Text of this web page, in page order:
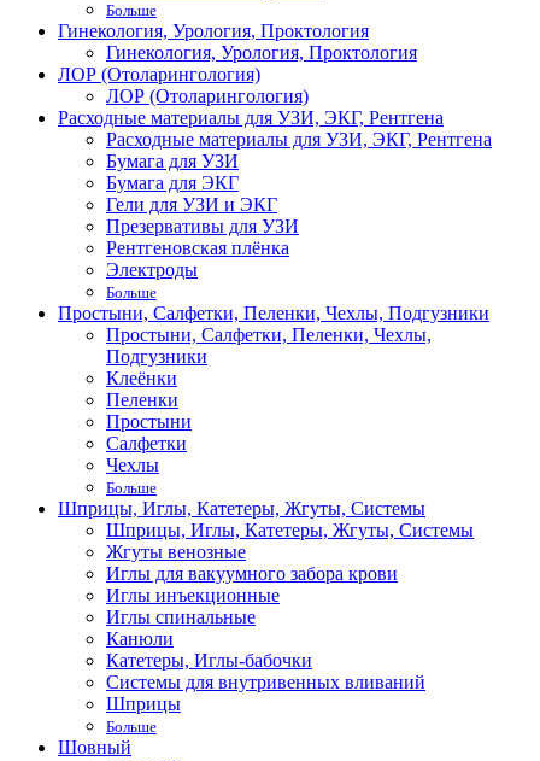
Больше
Гинекология, Урология, Проктология
Гинекология, Урология, Проктология
ЛОР (Отоларингология)
ЛОР (Отоларингология)
Расходные материалы для УЗИ, ЭКГ, Рентгена
Расходные материалы для УЗИ, ЭКГ, Рентгена
Бумага для УЗИ
Бумага для ЭКГ
Гели для УЗИ и ЭКГ
Презервативы для УЗИ
Рентгеновская плёнка
Электроды
Больше
Простыни, Салфетки, Пеленки, Чехлы, Подгузники
Простыни, Салфетки, Пеленки, Чехлы,
Подгузники
Клеёнки
Пеленки
Простыни
Салфетки
Чехлы
Больше
Шприцы, Иглы, Катетеры, Жгуты, Системы
Шприцы, Иглы, Катетеры, Жгуты, Системы
Жгуты венозные
Иглы для вакуумного забора крови
Иглы инъекционные
Иглы спинальные
Канюли
Катетеры, Иглы-бабочки
Системы для внутривенных вливаний
Шприцы
Больше
Шовный